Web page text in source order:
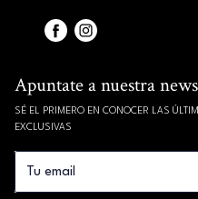
Apuntate a nuestra
SÉ EL PRIMERO EN CONOCER LAS
EXCLUSIVAS